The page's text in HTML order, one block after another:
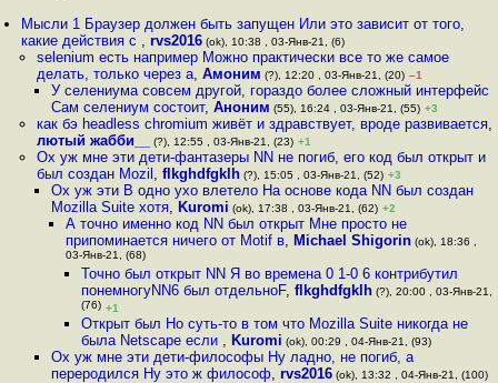
Мысли 1 Браузер должен быть запущен Или это зависит от того,
какие действия с ,rvs2016 (ok), 10:38 , 03-Янв-21, (6)
selenium есть например Можно практически все то же самое
делать, только через а, Амоним (?), 12:20 , 03-Янв-21, (20) –1
У селениума совсем другой, гораздо более сложный интерфейс
Сам селениум состоит, Аноним (55), 16:24 , 03-Янв-21, (55) +3
как бэ headless chromium живёт и здравствует, вроде развивается,
лютый жабби__
(?), 12:55 , 03-Янв-21, (23) +1
Ох уж мне эти дети-фантазеры NN не погиб, его код был открыт и
был создан Mozil , flkghdfgklh(?), 15:05 , 03-Янв-21, (52) +3
Ох уж эти В одно ухо влетело На основе кода NN был создан
Mozilla Suite хотя, Kuromi (ok), 17:38 , 03-Янв-21, (62) +2
А точно именно код NN был открыт Мне просто не
припоминается ничего от Motif в, Michael Shigorin (ok), 18:36 ,
03-Янв-21, (68)
Точно был открыт NN Я во времена 0 1-0 6 контрибутил
понемногуNN6 был отдельноF, flkghdfgklh(?), 20:00 , 03-Янв-21,
(76) +1
Открыт был Но суть-то в том что Mozilla Suite никогда не
была Netscape если , Kuromi (ok), 00:29 , 04-Янв-21, (93)
Ох уж мне эти дети-философы Ну ладно, не погиб, а
переродился Ну это ж философ, rvs2016(ok), 13:32 , 04-Янв-21, (100)